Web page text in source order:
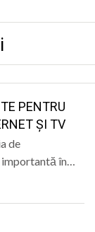
PENTRU
ȘI TV
de
importantă în…